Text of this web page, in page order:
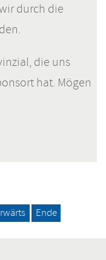
durch die
die uns
hat. Mögen
Ende